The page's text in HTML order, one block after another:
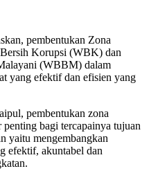
pembentukan Zona
Korupsi (WBK) dan
(WBBM) dalam
yang efektif dan efisien yang
pembentukan zona
bagi tercapainya tujuan
yaitu mengembangkan
efektif, akuntabel dan